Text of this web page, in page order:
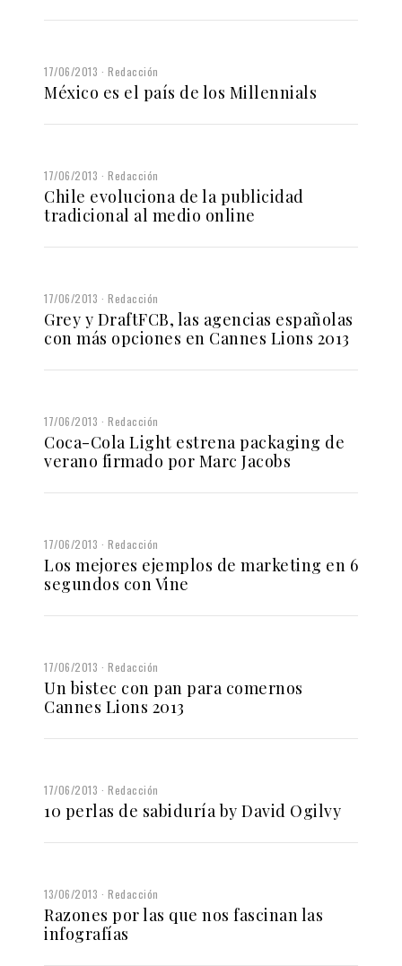
17/06/2013 Redacción
México es el país de los Millennials
17/06/2013 Redacción
Chile evoluciona de la publicidad
tradicional al medio online
17/06/2013 Redacción
Grey y DraftFCB, las agencias españolas
con más opciones en Cannes Lions 2013
17/06/2013 Redacción
Coca-Cola Light estrena packaging de
verano firmado por Marc Jacobs
17/06/2013 Redacción
Los mejores ejemplos de marketing en 6
segundos con Vine
17/06/2013 Redacción
Un bistec con pan para comernos
Cannes Lions 2013
17/06/2013 Redacción
10 perlas de sabiduría by David Ogilvy
13/06/2013 Redacción
Razones por las que nos fascinan las
infografías